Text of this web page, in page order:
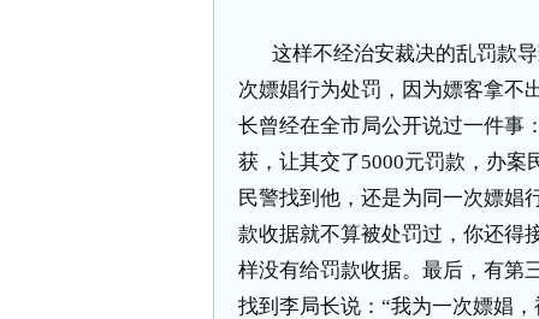
这样不经治安裁决的乱罚款
次嫖娼行为处罚，因为嫖客拿不
长曾经在全市局公开说过一件事
获，让其交了5000元罚款，办案
民警找到他，还是为同一次嫖娼
款收据就不算被处罚过，你还得
样没有给罚款收据。最后，有第
找到李局长说：“我为一次嫖娼